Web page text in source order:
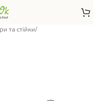
та стійки/